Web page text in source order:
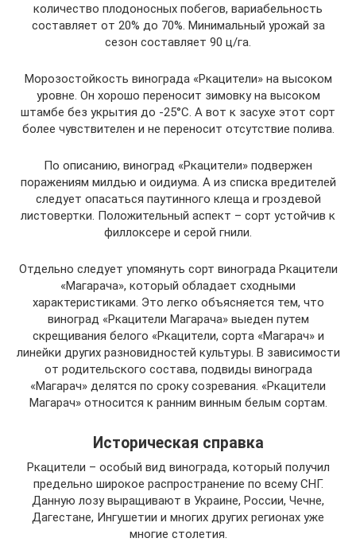
количество плодоносных побегов, вариабельность
составляет от 20% до 70%. Минимальный урожай за
сезон составляет 90 ц/га.
Морозостойкость винограда «Ркацители» на высоком
уровне. Он хорошо переносит зимовку на высоком
штамбе без укрытия до -25°С. А вот к засухе этот сорт
более чувствителен и не переносит отсутствие полива.
По описанию, виноград «Ркацители» подвержен
поражениям милдью и оидиума. А из списка вредителей
следует опасаться паутинного клеща и гроздевой
листовертки. Положительный аспект – сорт устойчив к
филлоксере и серой гнили.
Отдельно следует упомянуть сорт винограда Ркацители
«Магарача», который обладает сходными
характеристиками. Это легко объясняется тем, что
виноград «Ркацители Магарача» выеден путем
скрещивания белого «Ркацители, сорта «Магарач» и
линейки других разновидностей культуры. В зависимости
от родительского состава, подвиды винограда
«Магарач» делятся по сроку созревания. «Ркацители
Магарач» относится к ранним винным белым сортам.
Историческая справка
Ркацители – особый вид винограда, который получил
предельно широкое распространение по всему СНГ.
Данную лозу выращивают в Украине, России, Чечне,
Дагестане, Ингушетии и многих других регионах уже
многие столетия.